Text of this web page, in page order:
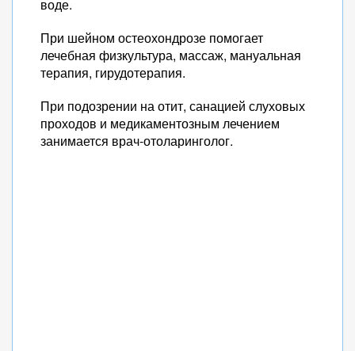
воде.
При шейном остеохондрозе помогает
лечебная физкультура, массаж, мануальная
терапия, гирудотерапия.
При подозрении на отит, санацией слуховых
проходов и медикаментозным лечением
занимается врач-отоларинголог.